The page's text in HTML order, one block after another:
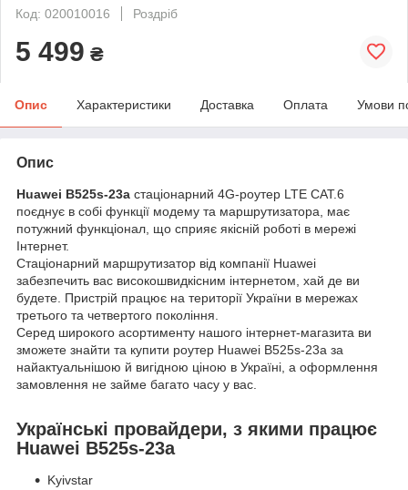
Код: 020010016
Роздріб
5 499 ₴
Опис Характеристики Доставка Оплата Умови
Опис
Huawei B525s-23a стаціонарний 4G-роутер LTE CAT.6
поєднує в собі функції модему та маршрутизатора, має
потужний функціонал, що сприяє якісній роботі в мережі
Інтернет.
Стаціонарний маршрутизатор від компанії Huawei
забезпечить вас високошвидкісним інтернетом, хай де ви
будете. Пристрій працює на території України в мережах
третього та четвертого покоління.
Серед широкого асортименту нашого інтернет-магазита ви
зможете знайти та купити роутер Huawei B525s-23a за
найактуальнішою й вигідною ціною в Україні, а оформлення
замовлення не займе багато часу у вас.
Українські провайдери, з якими працює
Huawei B525s-23a
Kyivstar